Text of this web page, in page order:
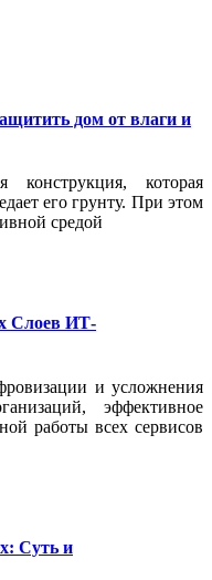
дом от влаги и
которая
его грунту. При этом
средой
Слоев ИТ-
и усложнения
эффективное
работы всех сервисов
Суть и